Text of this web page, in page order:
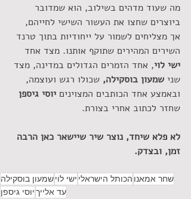
מה שעוד מדהים בשילוב, הוא שמדובר
ביוצרים שחצו את העשור השישי לחייהם,
אך מצליחים לשמור על ייחודיות בתוך טרנד
השירים המהירים שתוקף אותנו. מצד אחד
ישי לוי, אחד הזמרים הגדולים במדינה, מצד
שני שמעון בוסקילה, שכולו רגש ועוצמה,
ובאמצע אחד הכותבים המצוינים יוסי גיספן
שחזר לכתוב אחרי בצורת.
לא פלא שיחד, נוצר שיר שיישאר כאן הרבה
זמן, ובצדק.
שחר אמאנו הכותל הישראלי ישי לוישמעון בוסקילה
עד אלייךיוסי גיספן